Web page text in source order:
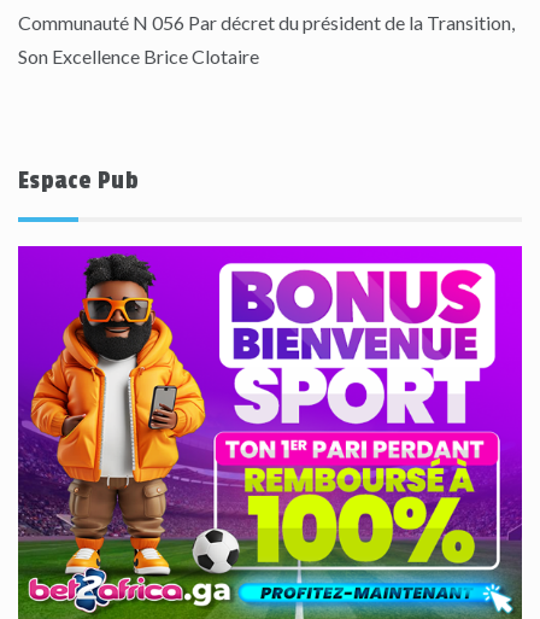
Communauté N 056 Par décret du président de la Transition,
Son Excellence Brice Clotaire
Espace Pub